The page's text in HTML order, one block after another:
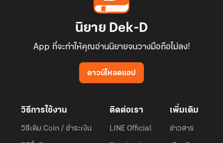
นิยาย Dek-D
App ที่จะทำให้คุณอ่านนิยายจนวางมือถือไม่ลง!
ดาวน์โหลดแอป
วิธีการใช้งาน
วิธีเติม Coin / ชำระเงิน
ติดต่อเรา
LINE Official
เพิ่มเติม
ข่าวสาร